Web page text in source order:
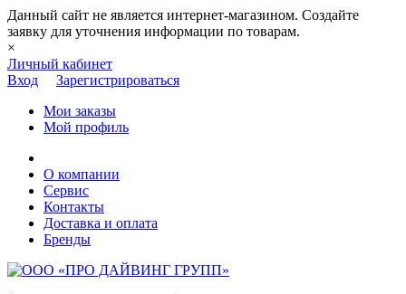
Данный сайт не является интернет-магазином. Создайте
заявку для уточнения информации по товарам.
×
Личный кабинет
Вход
Зарегистрироваться
Мои заказы
Мой профиль
О компании
Сервис
Контакты
Доставка и оплата
Бренды